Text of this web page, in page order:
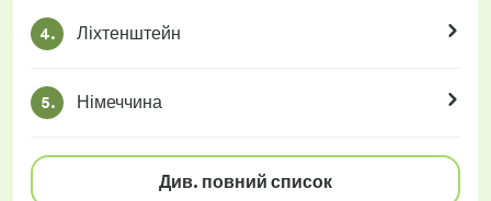
4. Ліхтенштейн
5. Німеччина
Див. повний список